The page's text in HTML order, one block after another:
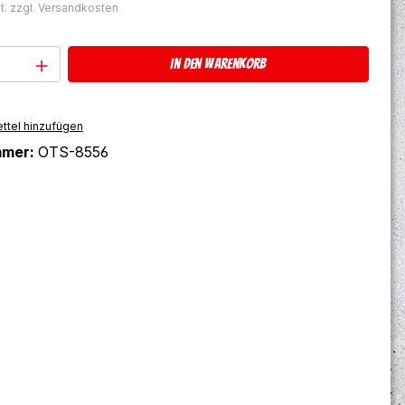
zzgl. Versandkosten
Anzahl: Gib den gewünschten Wert
In den Warenkorb
hinzufügen
OTS-8556